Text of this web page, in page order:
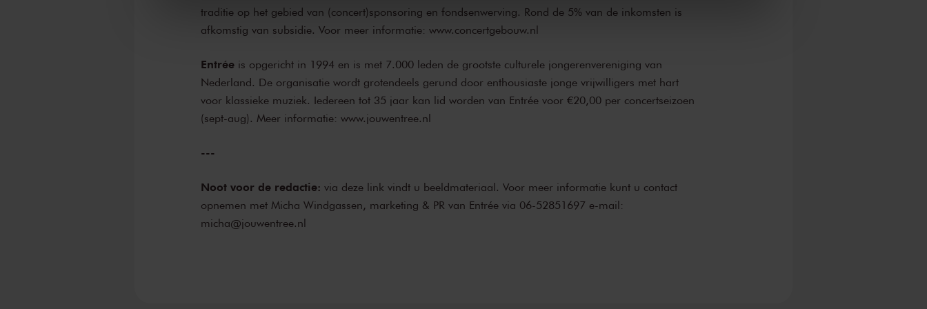
traditie op het gebied van (concert)sponsoring en fondsenwerving. Rond de 5% van de inkomsten is
afkomstig van subsidie. Voor meer informatie: www.concertgebouw.nl
Entréeis opgericht in 1994 en is met 7.000 leden de grootste culturele jongerenvereniging van
Nederland. De organisatie wordt grotendeels gerund door enthousiaste jonge vrijwilligers met hart
voor klassieke muziek. Iedereen tot 35 jaar kan lid worden van Entrée voor €20,00 per concertseizoen
(sept-aug). Meer informatie: www.jouwentree.nl
---
Noot voor de redactie: via deze link vindt u beeldmateriaal. Voor meer informatie kunt u contact
opnemen met Micha Windgassen, marketing & PR van Entrée via 06-52851697 e-mail:
micha@jouwentree.nl